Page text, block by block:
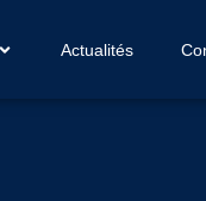
Actualités